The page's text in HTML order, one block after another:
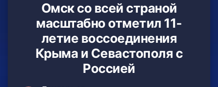
Омск со всей страной
масштабно отметил 11-
летие воссоединения
Крыма и Севастополя с
Россией